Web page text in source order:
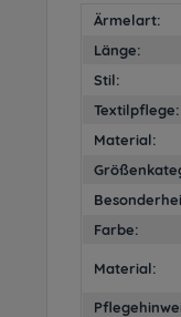
Ärmelart:
Länge:
Stil:
Textilpflege:
Material:
Farbe:
Material: